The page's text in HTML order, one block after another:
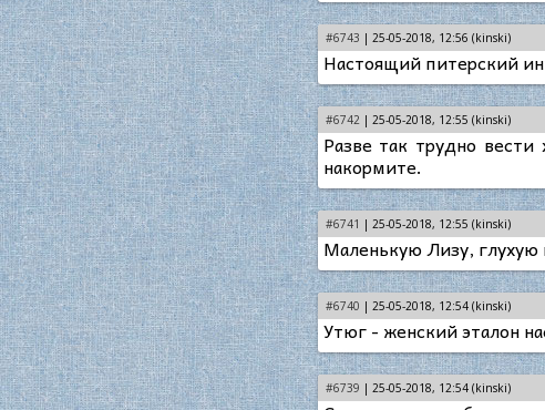
#6743 | 25-05-2018, 12:56 (kinski)
Настоящий питерский
#6742| 25-05-2018, 12:55 (kinski)
Разве так трудно
накормите.
#6741 | 25-05-2018, 12:55 (kinski)
Маленькую Лизу, глухую
#6740 | 25-05-2018, 12:54 (kinski)
Утюг - женский эталон
#6739 | 25-05-2018, 12:54 (kinski)